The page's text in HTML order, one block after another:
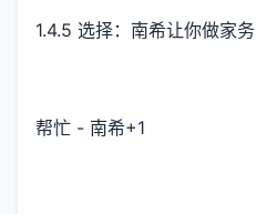
1.4.5 选择：南希让你做家务
帮忙 - 南希+1